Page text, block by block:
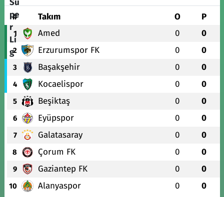
# Takım O P
1 Amed 0 0
2 Erzurumspor FK 0 0
3 Başakşehir 0 0
4 Kocaelispor 0 0
5 Beşiktaş 0 0
6 Eyüpspor 0 0
7 Galatasaray 0 0
8 Çorum FK 0 0
9 Gaziantep FK 0 0
10 Alanyaspor 0 0